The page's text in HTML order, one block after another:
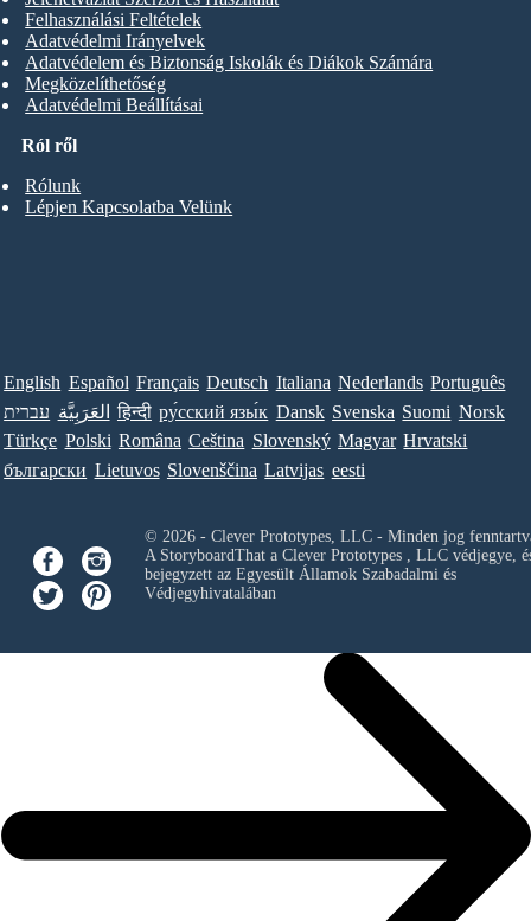
Ról ről
Rólunk
Lépjen Kapcsolatba Velünk
Felhasználási Feltételek
Adatvédelmi Irányelvek
Adatvédelem és Biztonság Iskolák és Diákok Számára
Megközelíthetőség
Adatvédelmi Beállításai
English Español Français Deutsch Italiana Nederlands Português
עברית العَرَبِيَّة हिन्दी ру́сский язы́к Dansk Svenska Suomi Norsk
Türkçe Polski Româna Ceština Slovenský Magyar Hrvatski
български Lietuvos Slovenščina Latvijas eesti
© 2026 - Clever Prototypes, LLC - Minden jog
A StoryboardThat a Clever Prototypes , LLCvédjegye,
bejegyzett az Egyesült Államok Szabadalmi és
Védjegyhivatalában